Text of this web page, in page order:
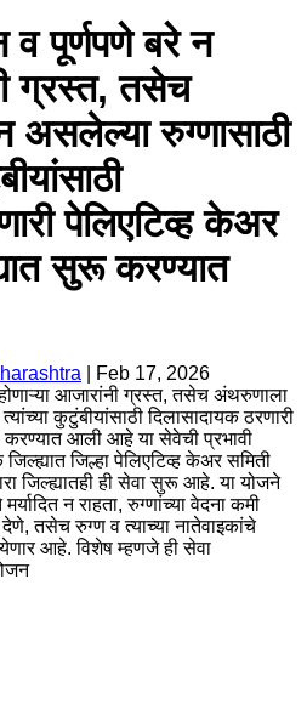
व पूर्णपणे बरे न
ग्रस्त, तसेच
रुग्णासाठी
पेलिएटिव्ह केअर
सुरू करण्यात
Feb 17, 2026
आजारांनी ग्रस्त, तसेच अंथरुणाला
कुटुंबीयांसाठी दिलासादायक ठरणारी
आली आहे या सेवेची प्रभावी
जिल्हा पेलिएटिव्ह केअर समिती
जिल्ह्यातही ही सेवा सुरू आहे. या योजने
न राहता, रुग्णांच्या वेदना कमी
तसेच रुग्ण व त्याच्या नातेवाइकांचे
आहे. विशेष म्हणजे ही सेवा